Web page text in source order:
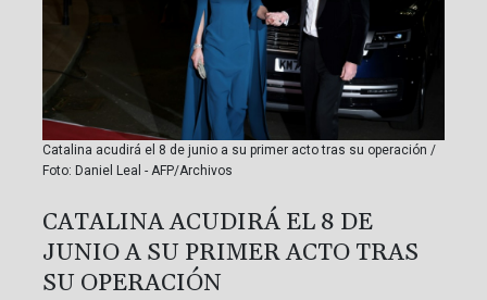
Catalina acudirá el 8 de junio a su primer acto tras su operación /
Foto: Daniel Leal - AFP/Archivos
CATALINA ACUDIRÁ EL 8 DE
JUNIO A SU PRIMER ACTO TRAS
SU OPERACIÓN